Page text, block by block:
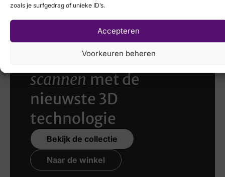
zoals je surfgedrag of unieke ID’s.
Accepteren
Voorkeuren beheren
Laat uw voeten
scannenmet de
nieuwste 3D
technologie
Bekijk de collectie
Naar de winkel